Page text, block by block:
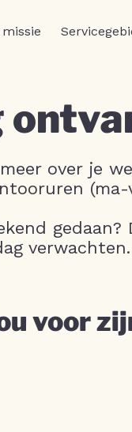
over je
(ma-
verwachten.
voor